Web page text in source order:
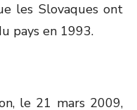
les Slovaques ont
pays en 1993.
le 21 mars 2009,